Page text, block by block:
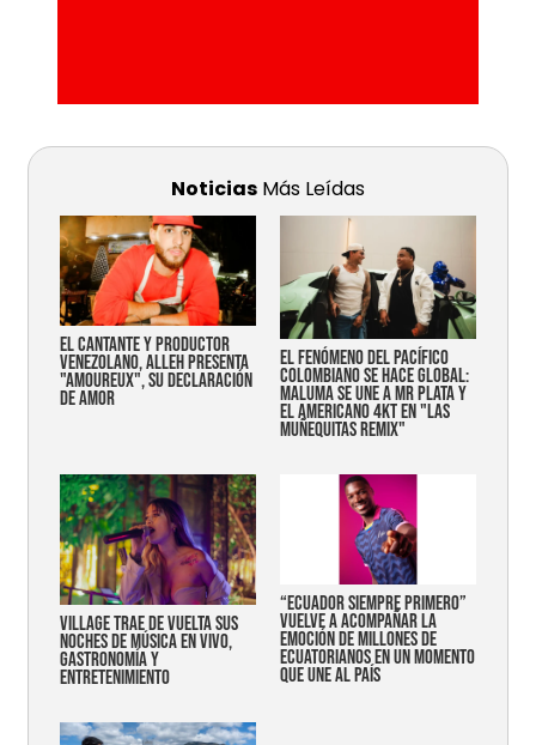
Noticias Más Leídas
EL CANTANTE Y PRODUCTOR
VENEZOLANO, ALLEH PRESENTA
"AMOUREUX", SU DECLARACIÓN
DE AMOR
EL FENÓMENO DEL PACÍFICO
COLOMBIANO SE HACE GLOBAL:
MALUMA SE UNE A MR PLATA Y
EL AMERICANO 4KT EN "LAS
MUÑEQUITAS REMIX"
Village trae de vuelta sus
noches de música en vivo,
gastronomía y
entretenimiento
“Ecuador siempre primero”
vuelve a acompañar la
emoción de millones de
ecuatorianos en un momento
que une al país